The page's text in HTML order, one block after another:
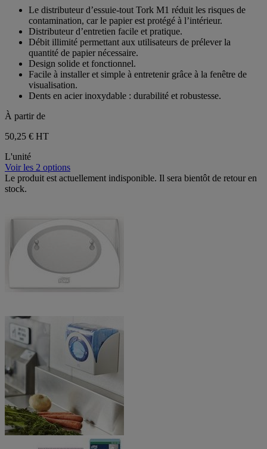
étoiles.
Le distributeur d’essuie-tout Tork M1 réduit les risques de
contamination, car le papier est protégé à l’intérieur.
Distributeur d’entretien facile et pratique.
Débit illimité permettant aux utilisateurs de prélever la
quantité de papier nécessaire.
Design solide et fonctionnel.
Facile à installer et simple à entretenir grâce à la fenêtre de
visualisation.
Dents en acier inoxydable : durabilité et robustesse.
À partir de
50,25 € HT
L'unité
Voir les 2 options
Le produit est actuellement indisponible. Il sera bientôt de retour en
stock.